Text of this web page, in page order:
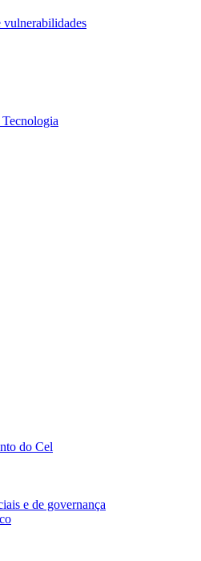
vulnerabilidades
do Cel
e de governança